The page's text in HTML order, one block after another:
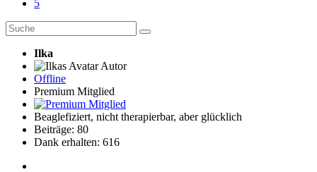
5
Ilka
Autor
Offline
Premium Mitglied
Beaglefiziert, nicht therapierbar, aber glücklich
Beiträge: 80
Dank erhalten: 616